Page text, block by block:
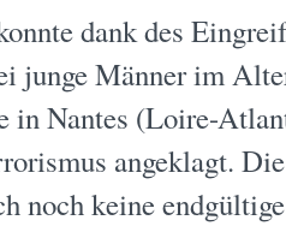
dank des
junge Männer im
in Nantes (Loire-
angeklagt.
noch keine